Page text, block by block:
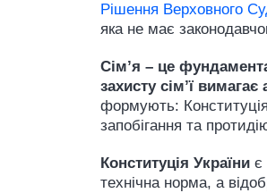
Рішення Верховного
яка не має
Сім’я – це
захисту сім’ї
формують:
запобігання та
Конституція України є
технічна норма, а